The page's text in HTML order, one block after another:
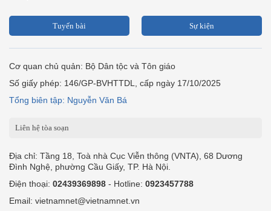
Tuyến bài Sự kiện
Cơ quan chủ quản: Bộ Dân tộc và Tôn giáo
Số giấy phép: 146/GP-BVHTTDL, cấp ngày 17/10/2025
Tổng biên tập: Nguyễn Văn Bá
Liên hệ tòa soạn
Địa chỉ: Tầng 18, Toà nhà Cục Viễn thông (VNTA), 68 Dương
Đình Nghệ, phường Cầu Giấy, TP. Hà Nội.
Điện thoại: 02439369898 - Hotline: 0923457788
Email: vietnamnet@vietnamnet.vn